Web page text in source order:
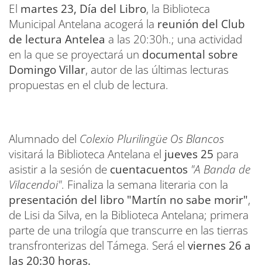
El martes 23, Día del Libro, la Biblioteca
Municipal Antelana acogerá la reunión del Club
de lectura Antelea a las 20:30h.; una actividad
en la que se proyectará un documental sobre
Domingo Villar, autor de las últimas lecturas
propuestas en el club de lectura.
Alumnado del Colexio Plurilingüe Os Blancos
visitará la Biblioteca Antelana el jueves 25 para
asistir a la sesión de cuentacuentos "A Banda de
Vilacendoi". Finaliza la semana literaria con la
presentación del libro "Martín no sabe morir",
de Lisi da Silva, en la Biblioteca Antelana; primera
parte de una trilogía que transcurre en las tierras
transfronterizas del Támega. Será el viernes 26 a
las 20:30 horas.